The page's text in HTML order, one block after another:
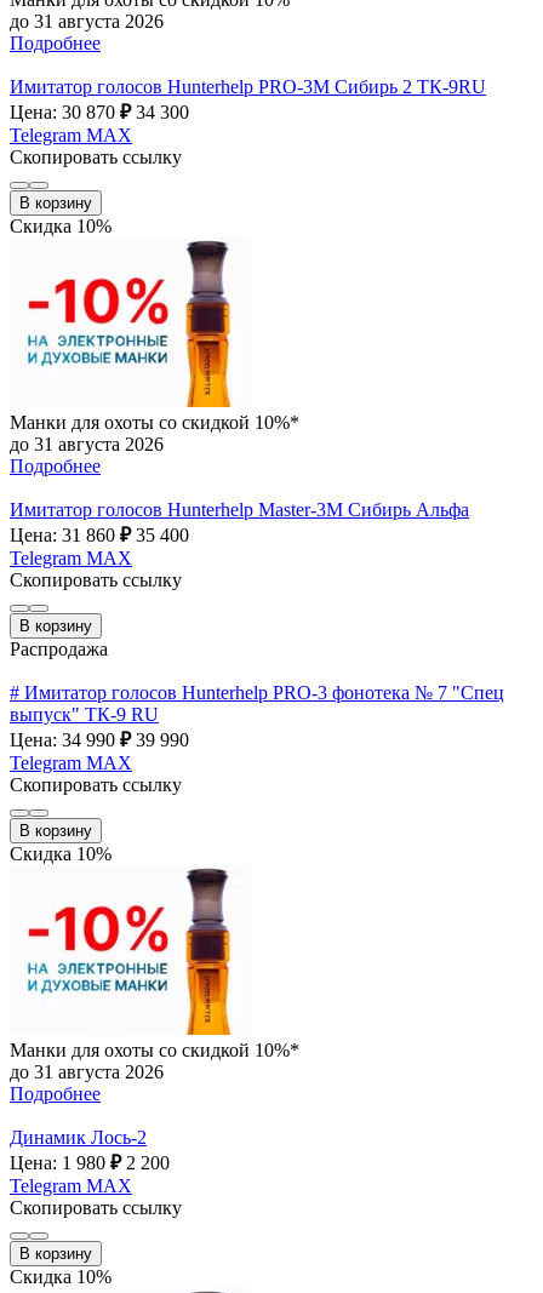
до 31 августа 2026
Подробнее
Имитатор голосов Hunterhelp PRO-3М Сибирь 2 ТК-9RU
Цена: 30 870 ₽ 34 300
Telegram MAX
Скопировать ссылку
В корзину
Скидка 10%
Манки для охоты со скидкой 10%*
до 31 августа 2026
Подробнее
Имитатор голосов Hunterhelp Master-3М Сибирь Альфа
Цена: 31 860 ₽ 35 400
Telegram MAX
Скопировать ссылку
В корзину
Распродажа
# Имитатор голосов Hunterhelp PRO-3 фонотека № 7 "Спец
выпуск" ТК-9 RU
Цена: 34 990 ₽ 39 990
Telegram MAX
Скопировать ссылку
В корзину
Скидка 10%
Манки для охоты со скидкой 10%*
до 31 августа 2026
Подробнее
Динамик Лось-2
Цена: 1 980 ₽ 2 200
Telegram MAX
Скопировать ссылку
В корзину
Скидка 10%